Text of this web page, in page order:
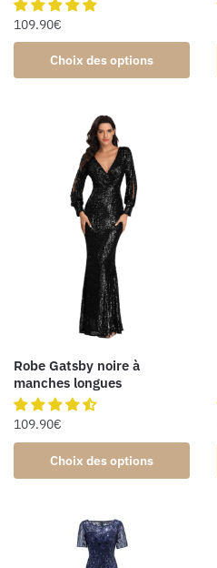
109.90€
Choix des options
Robe Gatsby noire à
manches longues
109.90€
Choix des options